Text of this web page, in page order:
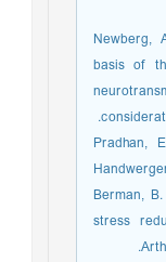
basis of
Pradhan,
Berman,
stress